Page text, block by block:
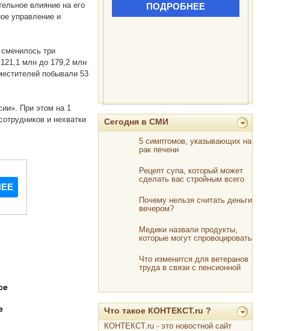
влияние на его
управление и
три
121,1 млн до 179,2 млн
побывали 53
При этом на 1
и нехватки
Сегодня в СМИ
5 симптомов, указывающих на
рак печени
Рецепт супа, который может
сделать вас стройным всего
Почему нельзя считать деньги
вечером?
Медики назвали продукты,
которые могут спровоцировать
Что изменится для ветеранов
труда в связи с пенсионной
Что такое КОНТЕКСТ.ru ?
КОНТЕКСТ.ru - это новостной сайт